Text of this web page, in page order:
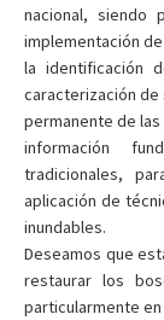
nacional, siendo
implementación
la identificación
caracterización
permanente de
información
tradicionales,
aplicación de
inundables.
Deseamos que
restaurar los
particularmente en